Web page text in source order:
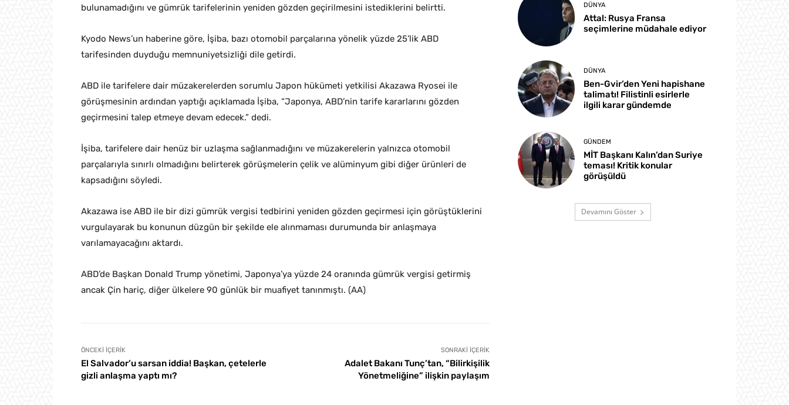
bulunamadığını ve gümrük tarifelerinin yeniden gözden geçirilmesini istediklerini belirtti.
Kyodo News’un haberine göre, İşiba, bazı otomobil parçalarına yönelik yüzde 25’lik ABD
tarifesinden duyduğu memnuniyetsizliği dile getirdi.
ABD ile tarifelere dair müzakerelerden sorumlu Japon hükümeti yetkilisi Akazawa Ryosei ile
görüşmesinin ardından yaptığı açıklamada İşiba, “Japonya, ABD’nin tarife kararlarını gözden
geçirmesini talep etmeye devam edecek.” dedi.
İşiba, tarifelere dair henüz bir uzlaşma sağlanmadığını ve müzakerelerin yalnızca otomobil
parçalarıyla sınırlı olmadığını belirterek görüşmelerin çelik ve alüminyum gibi diğer ürünleri de
kapsadığını söyledi.
Akazawa ise ABD ile bir dizi gümrük vergisi tedbirini yeniden gözden geçirmesi için görüştüklerini
vurgulayarak bu konunun düzgün bir şekilde ele alınmaması durumunda bir anlaşmaya
varılamayacağını aktardı.
ABD’de Başkan Donald Trump yönetimi, Japonya’ya yüzde 24 oranında gümrük vergisi getirmiş
ancak Çin hariç, diğer ülkelere 90 günlük bir muafiyet tanınmıştı. (AA)
ÖNCEKI İÇERIK
El Salvador’u sarsan iddia! Başkan, çetelerle
gizli anlaşma yaptı mı?
SONRAKI İÇERIK
Adalet Bakanı Tunç’tan, “Bilirkişilik
Yönetmeliğine” ilişkin paylaşım
DÜNYA
Attal: Rusya Fransa
seçimlerine müdahale ediyor
DÜNYA
Ben-Gvir’den Yeni hapishane
talimatı! Filistinli esirlerle
ilgili karar gündemde
GÜNDEM
MİT Başkanı Kalın’dan Suriye
teması! Kritik konular
görüşüldü
Devamını Göster